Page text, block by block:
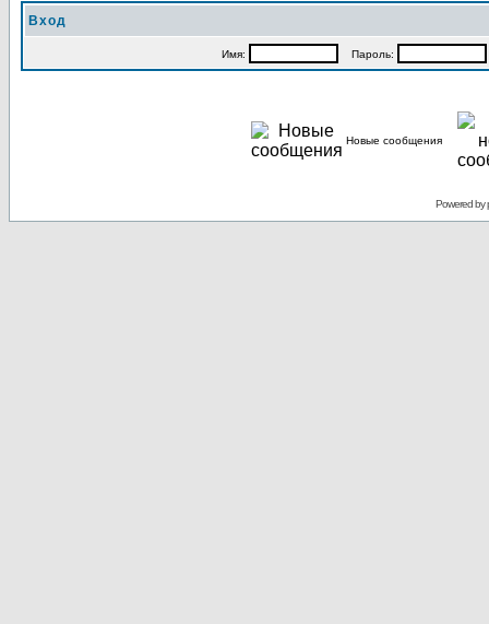
Вход
Имя: Пароль:
Новые сообщения
Powered by